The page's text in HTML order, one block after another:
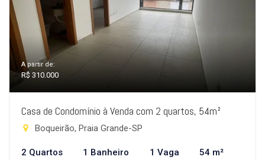
A partir de:
R$ 310.000
Casa de Condomínio à Venda com 2 quartos, 54m²
Boqueirão, Praia Grande-SP
2 Quartos 1 Banheiro 1 Vaga 54 m²